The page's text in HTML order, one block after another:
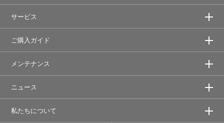
サービス
ご購入ガイド
メンテナンス
ニュース
私たちについて